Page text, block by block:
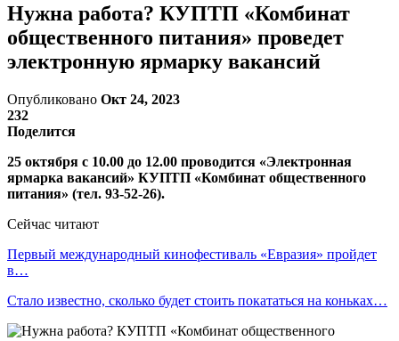
Нужна работа? КУПТП «Комбинат
общественного питания» проведет
электронную ярмарку вакансий
Опубликовано Окт 24, 2023
232
Поделится
25 октября с 10.00 до 12.00 проводится «Электронная
ярмарка вакансий» КУПТП «Комбинат общественного
питания» (тел. 93-52-26).
Сейчас читают
Первый международный кинофестиваль «Евразия» пройдет
в…
Стало известно, сколько будет стоить покататься на коньках…